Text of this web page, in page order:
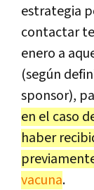
estrategia
contactar
enero a
(según
sponsor),
en el caso
haber
vacuna.